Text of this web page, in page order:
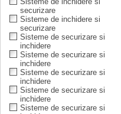
securizare
Sisteme de inchidere si
securizare
Sisteme de securizare si
inchidere
Sisteme de securizare si
inchidere
Sisteme de securizare si
inchidere
Sisteme de securizare si
inchidere
Sisteme de securizare si